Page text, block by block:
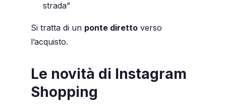
strada”
Si tratta di un ponte direttoverso
l’acquisto.
Le novità di Instagram
Shopping